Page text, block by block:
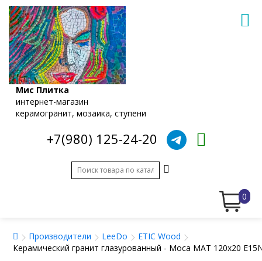
Мис Плитка
интернет-магазин
керамогранит, мозаика, ступени
+7(980) 125-24-20
0
Производители LeeDo
ETIC Wood
Керамический гранит глазурованный - Moca MAT 120x20